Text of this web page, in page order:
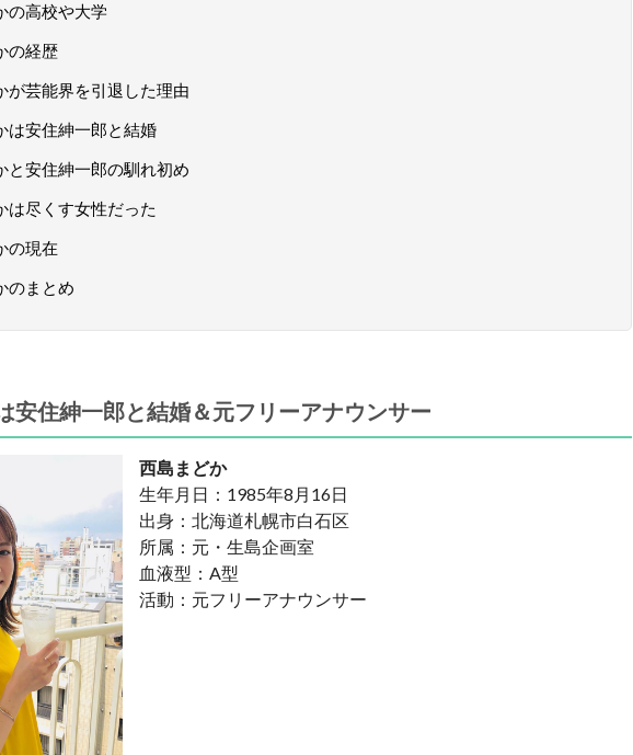
の高校や大学
の経歴
が芸能界を引退した理由
は安住紳一郎と結婚
と安住紳一郎の馴れ初め
は尽くす女性だった
の現在
のまとめ
安住紳一郎と結婚＆元フリーアナウンサー
西島まどか
生年月日：1985年8月16日
出身：北海道札幌市白石区
所属：元・生島企画室
血液型：A型
活動：元フリーアナウンサー